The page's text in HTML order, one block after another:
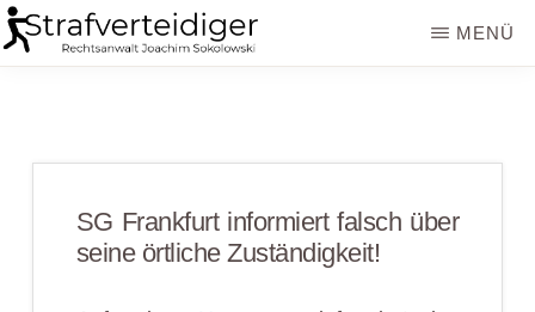
Zum
Inhalt
Zur
Seitenspalte
STRAFVERTEIDIGER
MENÜ
SG Frankfurt informiert falsch über
seine örtliche Zuständigkeit!